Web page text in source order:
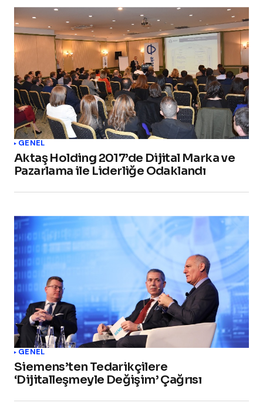
GENEL
Aktaş Holding 2017’de Dijital Marka ve
Pazarlama ile Liderliğe Odaklandı
GENEL
Siemens’ten Tedarikçilere
‘Dijitalleşmeyle Değişim’ Çağrısı